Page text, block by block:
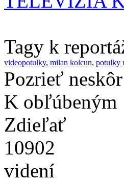
Tagy k
videopotulky, milan kolcun, potulky
Pozrieť neskôr
K obľúbeným
Zdieľať
10902
videní